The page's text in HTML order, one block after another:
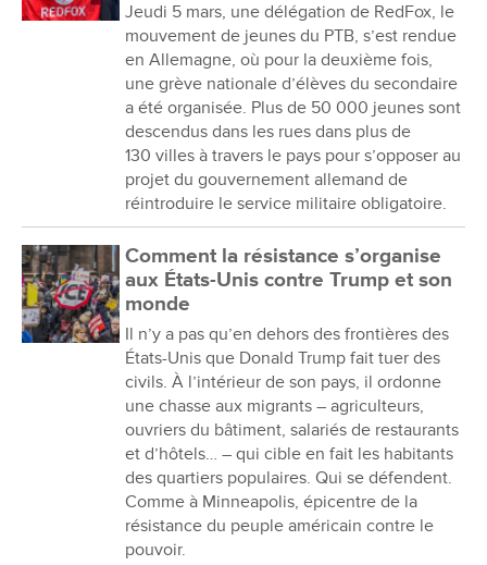
Jeudi 5 mars, une délégation de RedFox, le
mouvement de jeunes du PTB, s’est rendue
en Allemagne, où pour la deuxième fois,
une grève nationale d’élèves du secondaire
a été organisée. Plus de 50 000 jeunes sont
descendus dans les rues dans plus de
130 villes à travers le pays pour s’opposer au
projet du gouvernement allemand de
réintroduire le service militaire obligatoire.
Comment la résistance s’organise
aux États-Unis contre Trump et son
monde
Il n’y a pas qu’en dehors des frontières des
États-Unis que Donald Trump fait tuer des
civils. À l’intérieur de son pays, il ordonne
une chasse aux migrants – agriculteurs,
ouvriers du bâtiment, salariés de restaurants
et d’hôtels… – qui cible en fait les habitants
des quartiers populaires. Qui se défendent.
Comme à Minneapolis, épicentre de la
résistance du peuple américain contre le
pouvoir.